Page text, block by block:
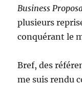
Business
plusieurs
conquérant le
Bref, des
me suis rendu